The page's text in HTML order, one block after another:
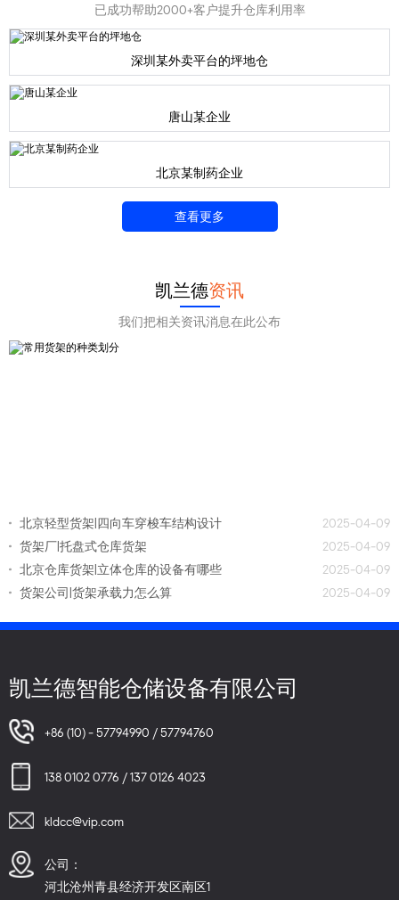
已成功帮助2000+客户提升仓库利用率
深圳某外卖平台的坪地仓
唐山某企业
北京某制药企业
查看更多
凯兰德资讯
我们把相关资讯消息在此公布
北京轻型货架|四向车穿梭车结构设计
2025-04-09
货架厂|托盘式仓库货架
2025-04-09
北京仓库货架|立体仓库的设备有哪些
2025-04-09
货架公司|货架承载力怎么算
2025-04-09
凯兰德智能仓储设备有限公司
+86 (10) - 57794990 / 57794760
138 0102 0776 / 137 0126 4023
kldcc@vip.com
公司：
河北沧州青县经济开发区南区1